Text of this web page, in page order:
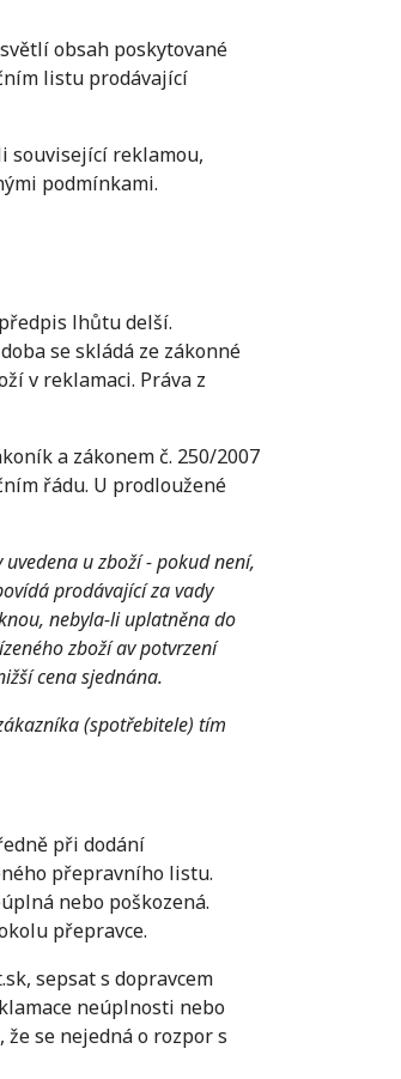
obsah poskytované
listu prodávající
související reklamou,
podmínkami.
lhůtu delší.
se skládá ze zákonné
v reklamaci. Práva z
a zákonem č. 250/2007
řádu. U prodloužené
u zboží - pokud není,
prodávající za vady
nebyla-li uplatněna do
zboží av potvrzení
cena sjednána.
(spotřebitele) tím
při dodání
přepravního listu.
nebo poškozená.
přepravce.
sepsat s dopravcem
neúplnosti nebo
se nejedná o rozpor s